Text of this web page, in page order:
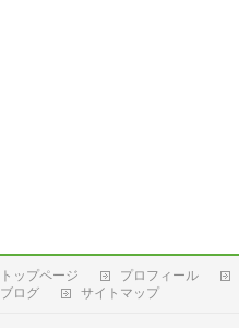
トップページ プロフィール
ブログ
サイトマップ